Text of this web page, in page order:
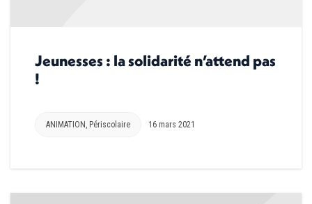
Jeunesses : la solidarité n’attend pas
!
ANIMATION Périscolaire 16 mars 2021